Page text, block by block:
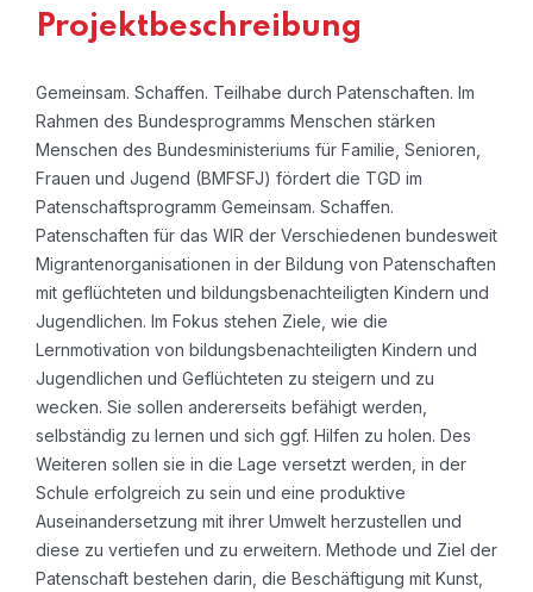
Projektbeschreibung
Gemeinsam. Schaffen. Teilhabe durch Patenschaften. Im
Rahmen des Bundesprogramms Menschen stärken
Menschen des Bundesministeriums für Familie, Senioren,
Frauen und Jugend (BMFSFJ) fördert die TGD im
Patenschaftsprogramm Gemeinsam. Schaffen.
Patenschaften für das WIR der Verschiedenen bundesweit
Migrantenorganisationen in der Bildung von Patenschaften
mit geflüchteten und bildungsbenachteiligten Kindern und
Jugendlichen. Im Fokus stehen Ziele, wie die
Lernmotivation von bildungsbenachteiligten Kindern und
Jugendlichen und Geflüchteten zu steigern und zu
wecken. Sie sollen andererseits befähigt werden,
selbständig zu lernen und sich ggf. Hilfen zu holen. Des
Weiteren sollen sie in die Lage versetzt werden, in der
Schule erfolgreich zu sein und eine produktive
Auseinandersetzung mit ihrer Umwelt herzustellen und
diese zu vertiefen und zu erweitern. Methode und Ziel der
Patenschaft bestehen darin, die Beschäftigung mit Kunst,